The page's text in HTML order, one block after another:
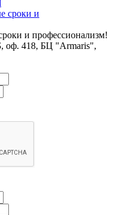
и профессионализм!
оф. 418, БЦ "Armaris",